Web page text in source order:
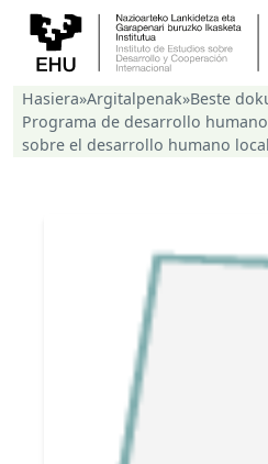
Hasiera»Argitalpenak»Beste
Programa de desarrollo
sobre el desarrollo humano